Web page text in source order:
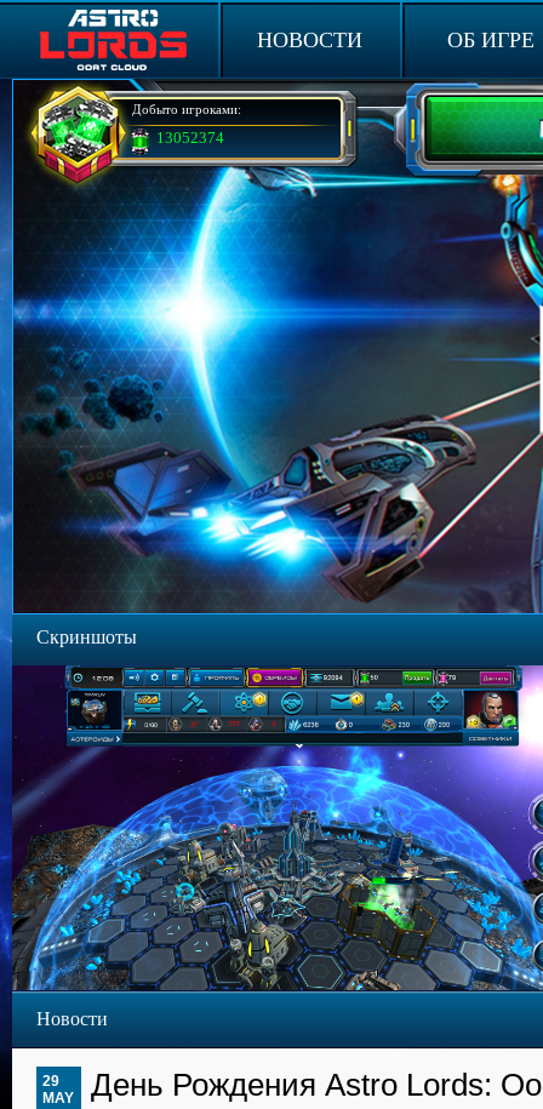
ОБ ИГРЕ
НОВОСТИ
Добыто игроками:
13052374
Скриншоты
Новости
День Рождения Astro Lords:
29
MAY